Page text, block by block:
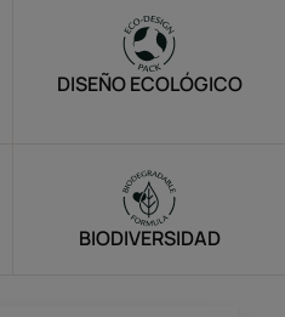
DISEÑO ECOLÓGICO
BIODIVERSIDAD